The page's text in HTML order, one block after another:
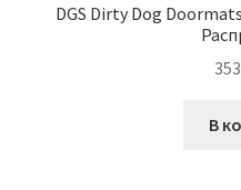
DGS Dirty Dog
В